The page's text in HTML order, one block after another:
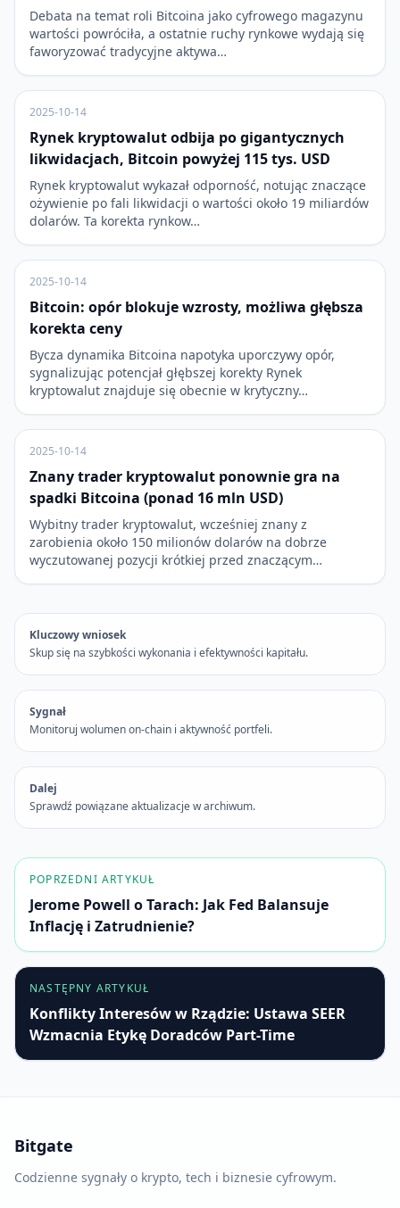
Debata na temat roli Bitcoina jako cyfrowego magazynu
wartości powróciła, a ostatnie ruchy rynkowe wydają się
faworyzować tradycyjne aktywa…
2025-10-14
Rynek kryptowalut odbija po gigantycznych
likwidacjach, Bitcoin powyżej 115 tys. USD
Rynek kryptowalut wykazał odporność, notując znaczące
ożywienie po fali likwidacji o wartości około 19 miliardów
dolarów. Ta korekta rynkow…
2025-10-14
Bitcoin: opór blokuje wzrosty, możliwa głębsza
korekta ceny
Bycza dynamika Bitcoina napotyka uporczywy opór,
sygnalizując potencjał głębszej korekty Rynek
kryptowalut znajduje się obecnie w krytyczny…
2025-10-14
Znany trader kryptowalut ponownie gra na
spadki Bitcoina (ponad 16 mln USD)
Wybitny trader kryptowalut, wcześniej znany z
zarobienia około 150 milionów dolarów na dobrze
wyczutowanej pozycji krótkiej przed znaczącym…
Kluczowy wniosek
Skup się na szybkości wykonania i efektywności kapitału.
Sygnał
Monitoruj wolumen on-chain i aktywność portfeli.
Dalej
Sprawdź powiązane aktualizacje w archiwum.
POPRZEDNI ARTYKUŁ
Jerome Powell o Tarach: Jak Fed Balansuje
Inflację i Zatrudnienie?
NASTĘPNY ARTYKUŁ
Konflikty Interesów w Rządzie: Ustawa SEER
Wzmacnia Etykę Doradców Part-Time
Bitgate
Codzienne sygnały o krypto, tech i biznesie cyfrowym.